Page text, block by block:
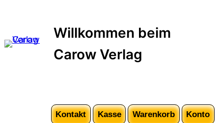
springen
Willkommen beim
Carow Verlag
Kontakt Kasse Warenkorb Konto